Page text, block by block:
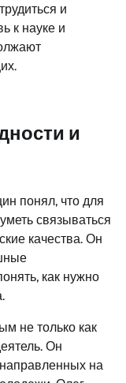
и
к науке и
и
понял, что для
связываться
качества. Он
как нужно
не только как
Он
на